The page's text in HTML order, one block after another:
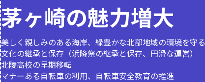
茅ヶ崎の魅力増大
美しく親しみのある海岸、緑豊かな北部地域の環境を守る
文化の継承と保存（浜降祭の継承と保存、円滑な運営）
北陵高校の早期移転
マナーある自転車の利用、自転車安全教育の推進